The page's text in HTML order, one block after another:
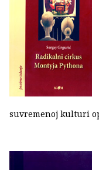
suvremenoj kulturi